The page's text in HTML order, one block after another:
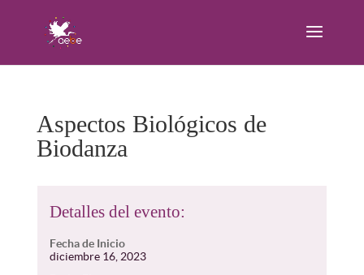
Aspectos Biológicos de
Biodanza
Detalles del evento:
Fecha de Inicio
diciembre 16, 2023